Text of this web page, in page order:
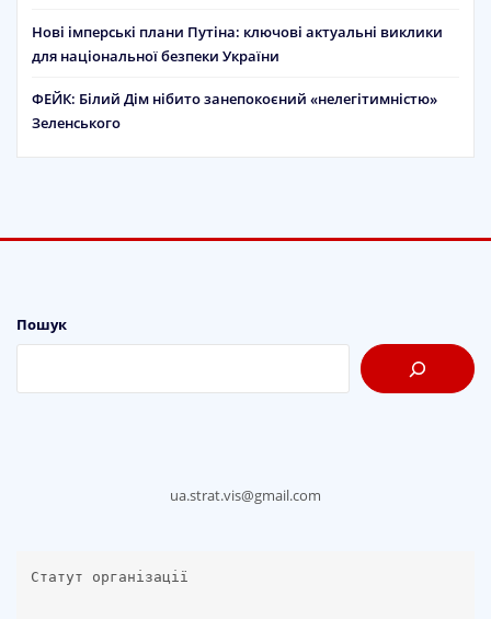
Нові імперські плани Путіна: ключові актуальні виклики
для національної безпеки України
ФЕЙК: Білий Дім нібито занепокоєний «нелегітимністю»
Зеленського
Пошук
ua.strat.vis@gmail.com
Статут організації